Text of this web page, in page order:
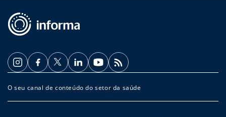
O seu canal de conteúdo do setor da saúde